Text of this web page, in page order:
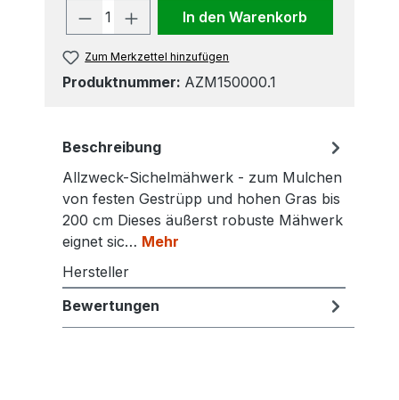
Produkt Anzahl: Gib den
In den Warenkorb
Zum Merkzettel hinzufügen
Produktnummer: AZM150000.1
Beschreibung
Allzweck-Sichelmähwerk - zum Mulchen
von festen Gestrüpp und hohen Gras bis
200 cm Dieses äußerst robuste Mähwerk
eignet sic… Mehr
Hersteller
Bewertungen